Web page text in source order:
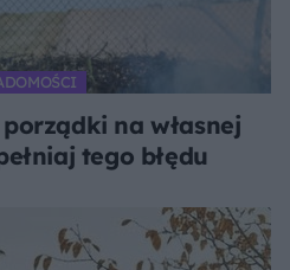
na własnej
tego błędu